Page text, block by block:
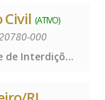
Civil (ATIVO)
000
Registro Civil das Pessoas Naturais e de Interdições e Tutelas, Registro Civil das Pessoas Naturais e de Interdições e Tutelas, Registro Civil das Pessoas Naturais e de Interdições e Tutelas